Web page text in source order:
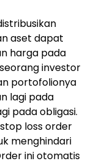
aset dapat
harga pada
investor
portofolionya
lagi pada
pada obligasi.
loss order
menghindari
ini otomatis